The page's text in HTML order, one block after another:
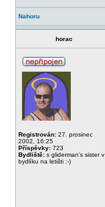
Nahoru
horac
Registrován: 27. prosinec
2002, 16:25
Příspěvky: 723
Bydliště: s gliderman's sister v
bydlíku na letišti :-)